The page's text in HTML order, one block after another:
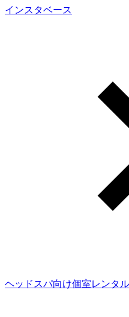
インスタベース
ヘッドスパ向け個室レンタ